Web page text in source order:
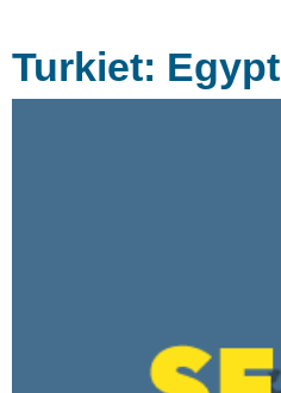
Turkiet: